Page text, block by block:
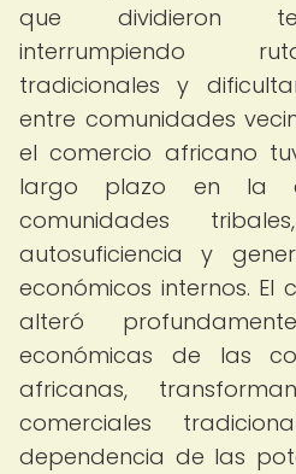
que dividieron
interrumpiendo
tradicionales y
entre comunidades
el comercio africano
largo plazo en la
comunidades
autosuficiencia y
económicos internos. El
alteró
económicas de las
africanas,
comerciales
dependencia de las